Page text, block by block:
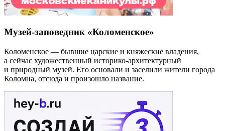
Музей-заповедник «Коломенское»
Коломенское — бывшие царские и княжеские владения,
а сейчас художественный историко-архитектурный
и природный музей. Его основали и заселили жители города
Коломна, отсюда и произошло название.